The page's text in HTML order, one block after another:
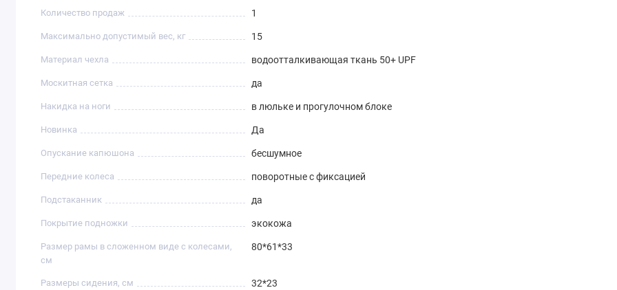
Количество продаж 1
Максимально допустимый вес, кг 15
Материал чехла водоотталкивающая ткань 50+ UPF
Москитная сетка да
Накидка на ноги в люльке и прогулочном блоке
Новинка Да
Опускание капюшона бесшумное
Передние колеса поворотные с фиксацией
Подстаканник да
Покрытие подножки экокожа
Размер рамы в сложенном виде с колесами,
см
80*61*33
Размеры сидения, см 32*23